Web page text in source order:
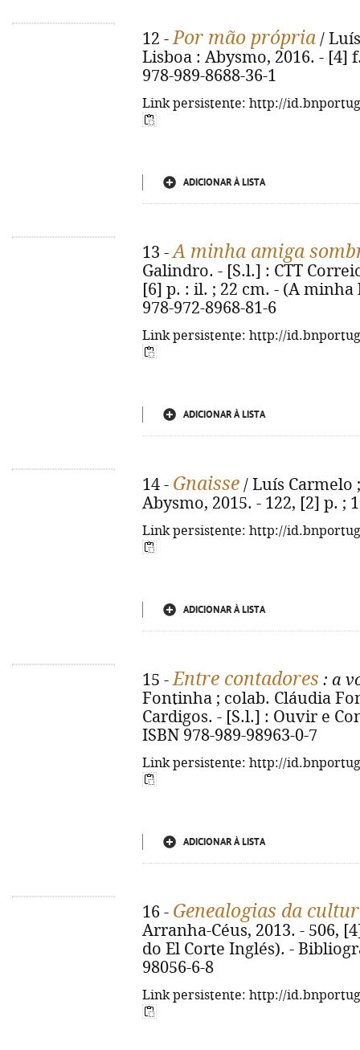
12 -Por mão própria /
Lisboa : Abysmo, 2016. - [4]
978-989-8688-36-1
Link persistente: http://
ADICIONAR À LISTA
13 -A minha amiga
Galindro. - [S.l.] : CTT
[6] p. : il. ; 22 cm. - (A
978-972-8968-81-6
Link persistente: http://
ADICIONAR À LISTA
14 - Gnaisse / Luís Carmelo
Abysmo, 2015. - 122, [2] p. ;
Link persistente: http://
ADICIONAR À LISTA
15 -Entre contadores : a
Fontinha ; colab. Cláudia
Cardigos. - [S.l.] : Ouvir e
ISBN 978-989-98963-0-7
Link persistente: http://
ADICIONAR À LISTA
16 - Genealogias da
Arranha-Céus, 2013. - 506,
do El Corte Inglés). -
98056-6-8
Link persistente: http://